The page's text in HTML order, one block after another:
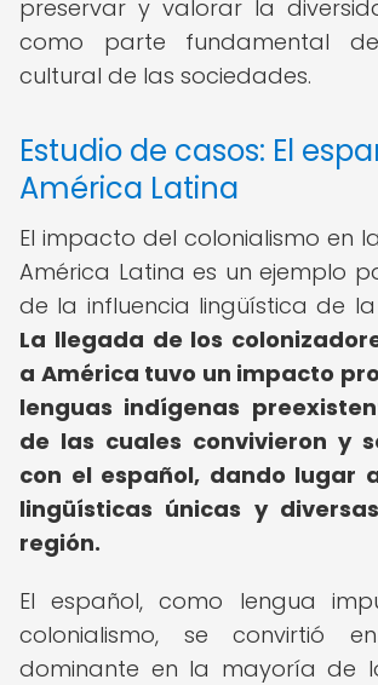
preservar y valorar la
como parte fundamental
cultural de las sociedades.
Estudio de casos: El
América Latina
El impacto del colonialismo en
América Latina es un ejemplo
de la influencia lingüística de la
La llegada de los
a América tuvo un impacto
lenguas indígenas
de las cuales convivieron y
con el español, dando lugar
lingüísticas únicas y
región.
El español, como lengua
colonialismo, se convirtió
dominante en la mayoría de